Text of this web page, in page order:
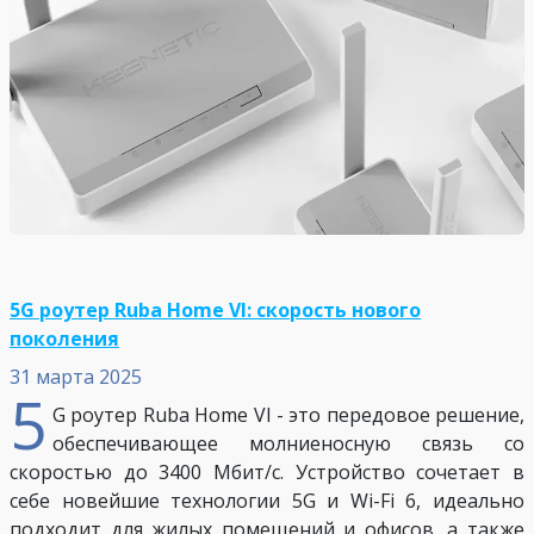
31 марта 2025
5G роутер Ruba Home VI: скорость нового
поколения
5 G роутер Ruba Home VI - это передовое решение,
обеспечивающее молниеносную связь со
скоростью до 3400 Мбит/с. Устройство сочетает в
себе новейшие технологии 5G и Wi-Fi 6, идеально